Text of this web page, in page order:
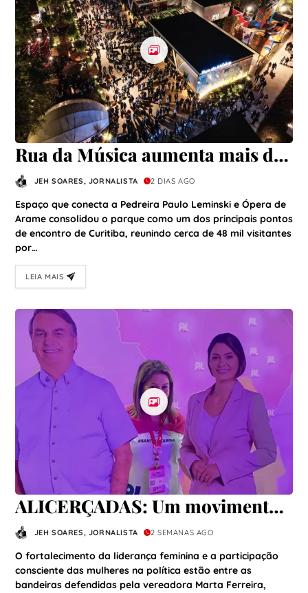
Rua da Música aumenta mais de
40% o público do Parque Jaime
Lerner em seu primeiro ano
JEH SOARES, JORNALISTA 2 DIAS AGO
Espaço que conecta a Pedreira Paulo Leminski e Ópera de
Arame consolidou o parque como um dos principais pontos
de encontro de Curitiba, reunindo cerca de 48 mil visitantes
por…
LEIA MAIS
ALICERÇADAS: Um movimento
que nasce da fé, do propósito e
da força feminina para
transformar Itapoá
JEH SOARES, JORNALISTA 2 SEMANAS AGO
O fortalecimento da liderança feminina e a participação
consciente das mulheres na política estão entre as
bandeiras defendidas pela vereadora Marta Ferreira,